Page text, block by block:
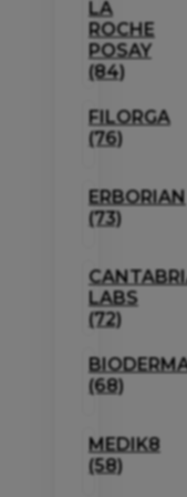
LA
ROCHE
POSAY
(84)
FILORGA
(76)
ERBORIAN
(73)
LABS
(72)
(68)
MEDIK8
(58)